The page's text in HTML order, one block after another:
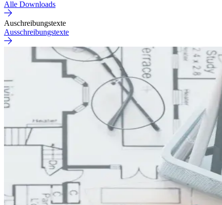
Alle Downloads
Auschreibungstexte
Ausschreibungstexte